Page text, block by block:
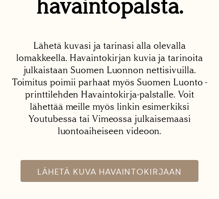
havaintopalsta.
Lähetä kuvasi ja tarinasi alla olevalla
lomakkeella. Havaintokirjan kuvia ja tarinoita
julkaistaan Suomen Luonnon nettisivuilla.
Toimitus poimii parhaat myös Suomen Luonto -
printtilehden Havaintokirja-palstalle. Voit
lähettää meille myös linkin esimerkiksi
Youtubessa tai Vimeossa julkaisemaasi
luontoaiheiseen videoon.
LÄHETÄ KUVA HAVAINTOKIRJAAN